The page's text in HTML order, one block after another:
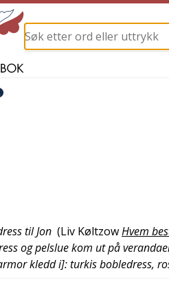
til Jon (Liv KøltzowHvem
og pelslue kom ut på
kledd i]: turkis bobledress,